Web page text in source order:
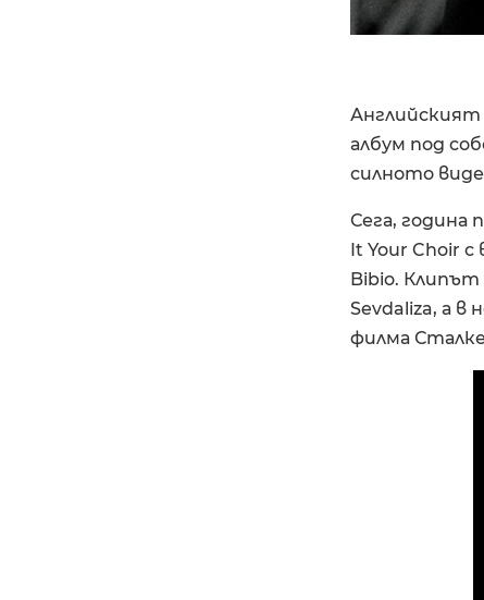
албум под
силното
Сега, година
It Your Choir
Bibio.
Sevdaliza, а в
филма